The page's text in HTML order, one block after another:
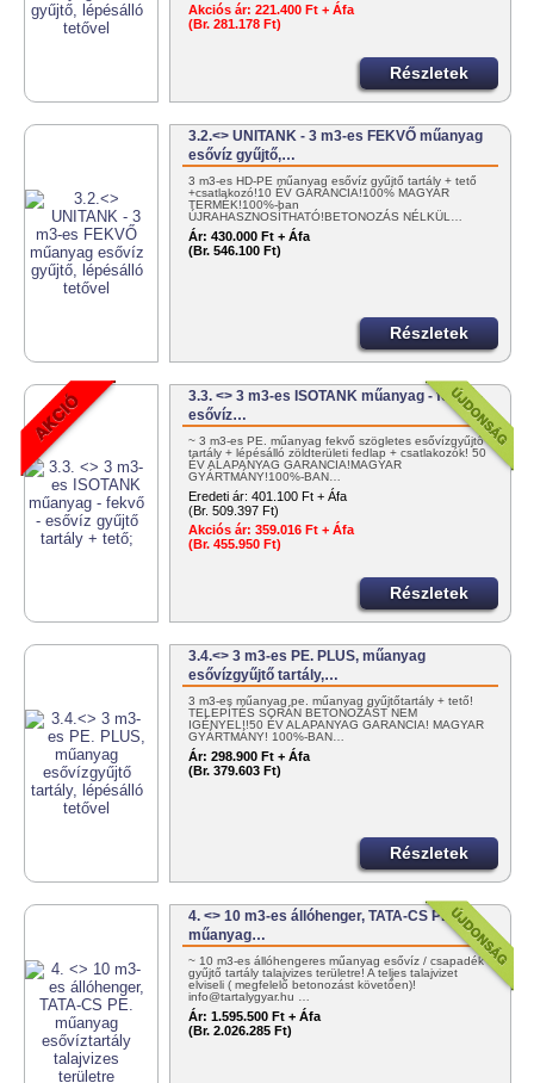
Akciós ár: 221.400 Ft + Áfa
(Br. 281.178 Ft)
Részletek
3.2.<> UNITANK - 3 m3-es FEKVŐ műanyag
esővíz gyűjtő,…
3 m3-es HD-PE műanyag esővíz gyűjtő tartály + tető
+csatlakozó!10 ÉV GARANCIA!100% MAGYAR
TERMÉK!100%-ban
ÚJRAHASZNOSÍTHATÓ!BETONOZÁS NÉLKÜL…
Ár: 430.000 Ft + Áfa
(Br. 546.100 Ft)
Részletek
3.3. <> 3 m3-es ISOTANK műanyag - fekvő -
esővíz…
~ 3 m3-es PE. műanyag fekvő szögletes esővízgyűjtő
tartály + lépésálló zöldterületi fedlap + csatlakozók! 50
ÉV ALAPANYAG GARANCIA!MAGYAR
GYÁRTMÁNY!100%-BAN…
Eredeti ár: 401.100 Ft + Áfa
(Br. 509.397 Ft)
Akciós ár: 359.016 Ft + Áfa
(Br. 455.950 Ft)
Részletek
3.4.<> 3 m3-es PE. PLUS, műanyag
esővízgyűjtő tartály,…
3 m3-es műanyag pe. műanyag gyűjtőtartály + tető!
TELEPÍTÉS SORÁN BETONOZÁST NEM
IGÉNYEL!!50 ÉV ALAPANYAG GARANCIA! MAGYAR
GYÁRTMÁNY! 100%-BAN…
Ár: 298.900 Ft + Áfa
(Br. 379.603 Ft)
Részletek
4. <> 10 m3-es állóhenger, TATA-CS PE.
műanyag…
~ 10 m3-es állóhengeres műanyag esővíz / csapadék
gyűjtő tartály talajvizes területre! A teljes talajvizet
elviseli ( megfelelő betonozást követően)!
info@tartalygyar.hu …
Ár: 1.595.500 Ft + Áfa
(Br. 2.026.285 Ft)